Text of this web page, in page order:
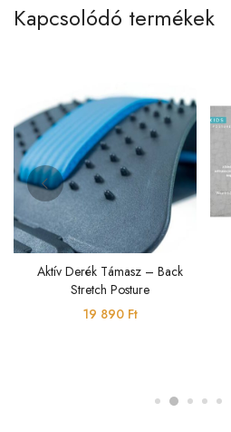
Kapcsolódó termékek
Aktív Derék Támasz – Back
Stretch Posture
19 890 Ft